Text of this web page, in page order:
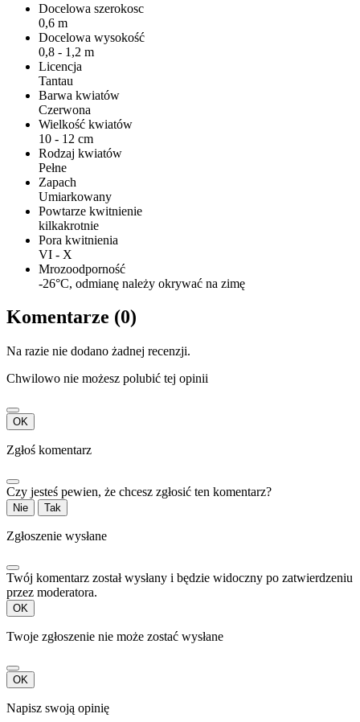
Docelowa szerokosc
0,6 m
Docelowa wysokość
0,8 - 1,2 m
Licencja
Tan­tau
Barwa kwiatów
Czerwona
Wielkość kwiatów
10 - 12 cm
Rodzaj kwiatów
Pełne
Zapach
Umiarkowany
Powtarze kwitnienie
kilkakrotnie
Pora kwitnienia
VI - X
Mrozoodporność
-26°C, odmianę należy okrywać na zimę
Komentarze (0)
Na razie nie dodano żadnej recenzji.
Chwilowo nie możesz polubić tej opinii
OK
Zgłoś komentarz
Czy jesteś pewien, że chcesz zgłosić ten komentarz?
Nie Tak
Zgłoszenie wysłane
Twój komentarz został wysłany i będzie widoczny po zatwierdzeniu
przez moderatora.
OK
Twoje zgłoszenie nie może zostać wysłane
OK
Napisz swoją opinię